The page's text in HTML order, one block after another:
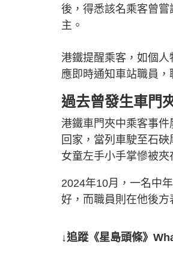
後，得悉該名乘客曾
主。
港鐵提醒乘客，如個
應即時通知車站職員
過去曾發生車門
港鐵車門夾中乘客事
回家，當列車駛至石
女童左手小手掌慘被夾
2024年10月，一名中
好，而職員則在他後方
↓追蹤《星島頭條》